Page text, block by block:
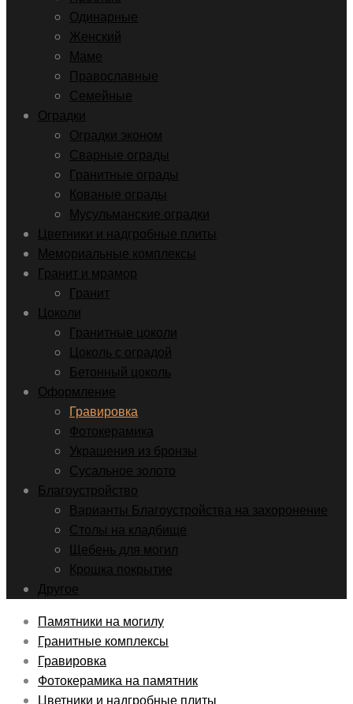
Одинарные
Женский
Маме
Православные
Семейные
Оградки
Оградки эконом
Сварные ограды
Гранитные ограды
Кованые ограды
Мусульманские оградки
Цветники и надгробные плиты
Мемориальные комплексы
Гранит и мрамор
Гранит
Цоколи
Гранитные цоколи
Цоколь с оградой
Бетонный цоколь
Оформление
Гравировка
Фотокерамика
Украшения из бронзы
Сусальное золото
Благоустройство
Варианты Благоустройства на захоронение
Столы на кладбище
Щебень для могил
Крошка покрытие
Другое
Памятники на могилу
Гранитные комплексы
Гравировка
Фотокерамика на памятник